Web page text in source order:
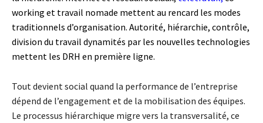
working et travail nomade mettent au rencard les modes
traditionnels d’organisation. Autorité, hiérarchie, contrôle,
division du travail dynamités par les nouvelles technologies
mettent les DRH en première ligne.
Tout devient social quand la performance de l’entreprise
dépend de l’engagement et de la mobilisation des équipes.
Le processus hiérarchique migre vers la transversalité, ce